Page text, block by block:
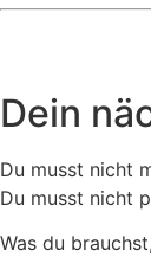
Dein
Du musst nicht
Du musst nicht
Was du